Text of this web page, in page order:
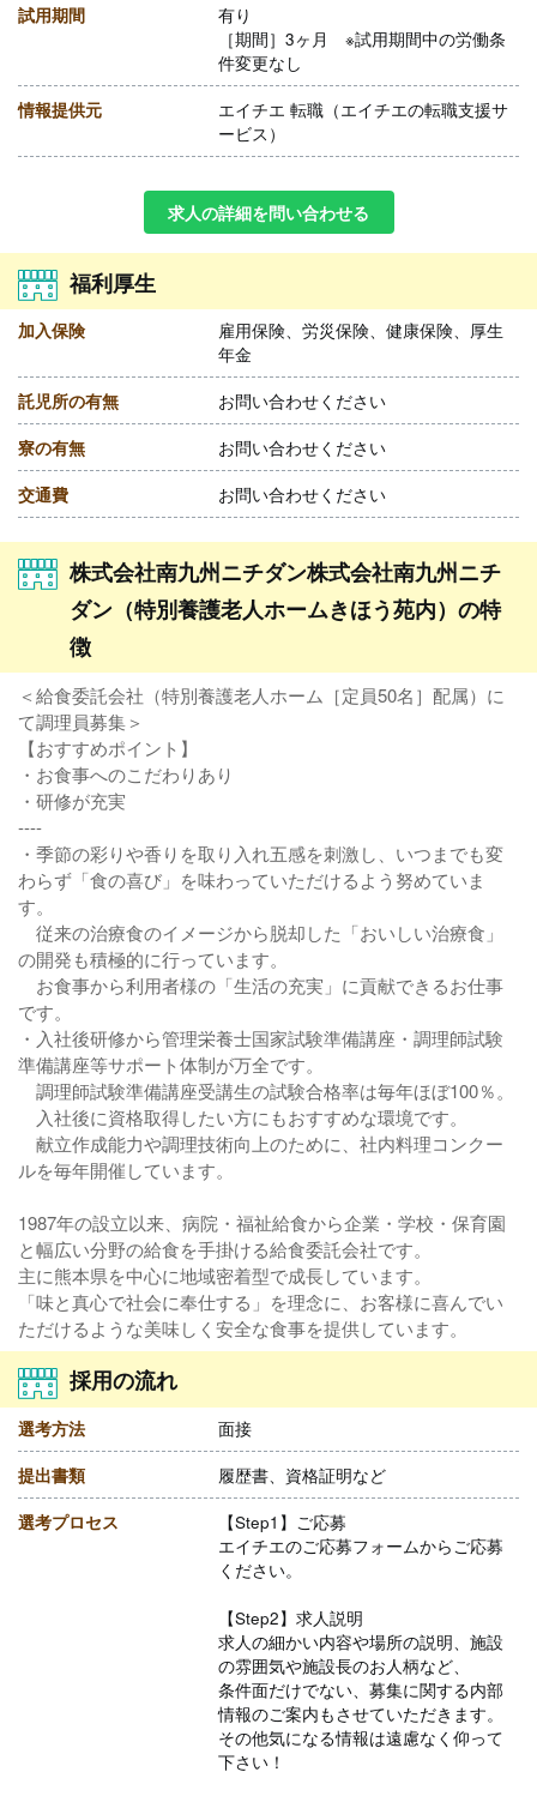
試用期間
有り
［期間］3ヶ月 ※試用期間中の労働条
件変更なし
情報提供元
エイチエ 転職（エイチエの転職支援サ
ービス）
求人の詳細を問い合わせる
福利厚生
加入保険
雇用保険、労災保険、健康保険、厚生
年金
託児所の有無 お問い合わせください
寮の有無 お問い合わせください
交通費 お問い合わせください
株式会社南九州ニチダン株式会社南九州ニチ
ダン（特別養護老人ホームきほう苑内）の特
徴
＜給食委託会社（特別養護老人ホーム［定員50名］配属）に
て調理員募集＞
【おすすめポイント】
・お食事へのこだわりあり
・研修が充実
----
・季節の彩りや香りを取り入れ五感を刺激し、いつまでも変
わらず「食の喜び」を味わっていただけるよう努めていま
す。
従来の治療食のイメージから脱却した「おいしい治療食」
の開発も積極的に行っています。
お食事から利用者様の「生活の充実」に貢献できるお仕事
です。
・入社後研修から管理栄養士国家試験準備講座・調理師試験
準備講座等サポート体制が万全です。
調理師試験準備講座受講生の試験合格率は毎年ほぼ100％。
入社後に資格取得したい方にもおすすめな環境です。
献立作成能力や調理技術向上のために、社内料理コンクー
ルを毎年開催しています。
1987年の設立以来、病院・福祉給食から企業・学校・保育園
と幅広い分野の給食を手掛ける給食委託会社です。
主に熊本県を中心に地域密着型で成長しています。
「味と真心で社会に奉仕する」を理念に、お客様に喜んでい
ただけるような美味しく安全な食事を提供しています。
採用の流れ
選考方法 面接
提出書類 履歴書、資格証明など
選考プロセス
【Step1】ご応募
エイチエのご応募フォームからご応募
ください。
【Step2】求人説明
求人の細かい内容や場所の説明、施設
の雰囲気や施設長のお人柄など、
条件面だけでない、募集に関する内部
情報のご案内もさせていただきます。
その他気になる情報は遠慮なく仰って
下さい！